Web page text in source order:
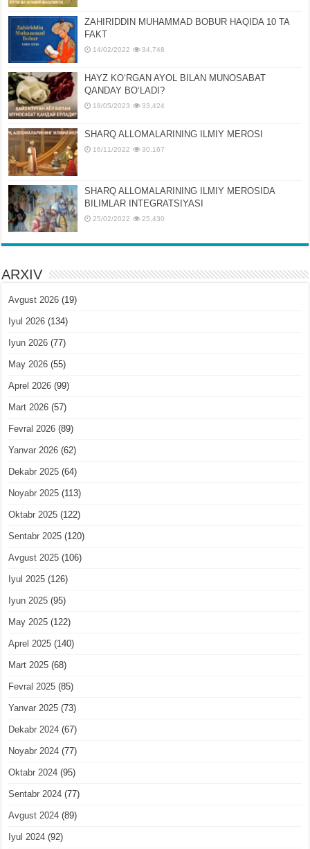
ZAHIRIDDIN MUHAMMAD BOBUR HAQIDA 10 TA
FAKT
14/02/2022 34,748
HAYZ KOʻRGAN AYOL BILAN MUNOSABAT
QANDAY BOʻLADI?
18/05/2023 33,424
SHARQ ALLOMALARINING ILMIY MEROSI
16/11/2022 30,167
SHARQ ALLOMALARINING ILMIY MЕROSIDA
BILIMLAR INTЕGRATSIYASI
25/02/2022 25,430
ARXIV
Avgust 2026 (19)
Iyul 2026 (134)
Iyun 2026 (77)
May 2026 (55)
Aprel 2026 (99)
Mart 2026 (57)
Fevral 2026 (89)
Yanvar 2026 (62)
Dekabr 2025 (64)
Noyabr 2025 (113)
Oktabr 2025 (122)
Sentabr 2025 (120)
Avgust 2025 (106)
Iyul 2025 (126)
Iyun 2025 (95)
May 2025 (122)
Aprel 2025 (140)
Mart 2025 (68)
Fevral 2025 (85)
Yanvar 2025 (73)
Dekabr 2024 (67)
Noyabr 2024 (77)
Oktabr 2024 (95)
Sentabr 2024 (77)
Avgust 2024 (89)
Iyul 2024 (92)